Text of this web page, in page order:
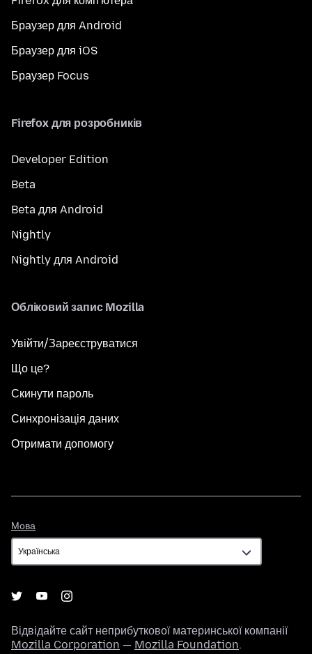
Браузер для Android
Браузер для iOS
Браузер Focus
Firefox для розробників
Developer Edition
Beta
Beta для Android
Nightly
Nightly для Android
Обліковий запис Mozilla
Увійти/Зареєструватися
Що це?
Скинути пароль
Синхронізація даних
Отримати допомогу
Мова
Відвідайте сайт неприбуткової материнської компанії
Mozilla Corporation — Mozilla Foundation.